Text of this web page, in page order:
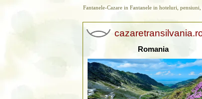
Fantanele-Cazare in Fantanele in hoteluri,
Romania